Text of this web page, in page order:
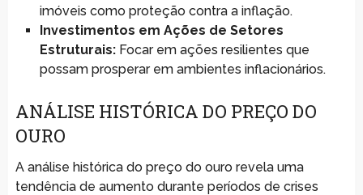
imóveis como proteção contra a inflação.
Investimentos em Ações de Setores
Estruturais:Focar em ações resilientes que
possam prosperar em ambientes inflacionários.
ANÁLISE HISTÓRICA DO PREÇO DO
OURO
A análise histórica do preço do ouro revela uma
tendência de aumento durante períodos de crises